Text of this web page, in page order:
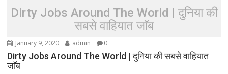
Dirty Jobs Around The World | दुनिया की
सबसे वाहियात जाॅब
January 9, 2020 admin 0
Dirty Jobs Around The World | दुनिया की सबसे वाहियात
जाॅब